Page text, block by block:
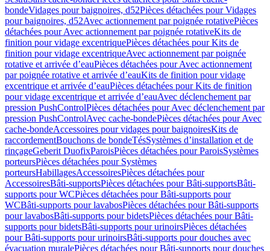
bondeVidages pour baignoires, d52Pièces détachées pour Vidages
pour baignoires, d52Avec actionnement par poignée rotativePièces
détachées pour Avec actionnement par poignée rotativeKits de
finition pour vidage excentriquePièces détachées pour Kits de
finition pour vidage excentriqueAvec actionnement par poignée
rotative et arrivée d’eauPièces détachées pour Avec actionnement
par poignée rotative et arrivée d’eauKits de finition pour vidage
excentrique et arrivée d’eauPièces détachées pour Kits de finition
pour vidage excentrique et arrivée d’eauAvec déclenchement par
pression PushControlPièces détachées pour Avec déclenchement par
pression PushControlAvec cache-bondePièces détachées pour Avec
cache-bondeAccessoires pour vidages pour baignoiresKits de
raccordementBouchons de bondeTésSystèmes d’installation et de
rinçageGeberit DuofixParoisPièces détachées pour ParoisSystèmes
porteursPièces détachées pour Systèmes
porteursHabillagesAccessoiresPièces détachées pour
AccessoiresBâti-supportsPièces détachées pour Bâti-supportsBâti-
supports pour WCPièces détachées pour Bâti-supports pour
WCBâti-supports pour lavabosPièces détachées pour Bâti-supports
pour lavabosBâti-supports pour bidetsPièces détachées pour Bâti-
supports pour bidetsBâti-supports pour urinoirsPièces détachées
pour Bâti-supports pour urinoirsBâti-supports pour douches avec
évacuation muralePièces détachées pour Bâti-supports pour douches